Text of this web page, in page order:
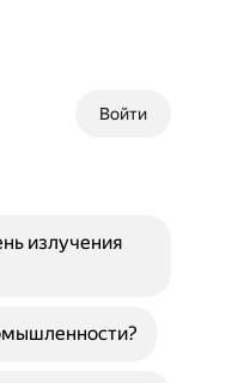
Войти
излучения